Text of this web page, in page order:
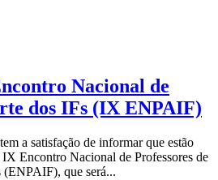
Nacional de
dos IFs (IX ENPAIF)
a satisfação de informar que estão
IX Encontro Nacional de Professores de
(ENPAIF), que será...